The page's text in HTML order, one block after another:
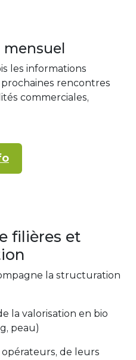
mensuel
les informations
prochaines rencontres
commerciales,
filières et
la structuration
la valorisation en bio
peau)
opérateurs, de leurs